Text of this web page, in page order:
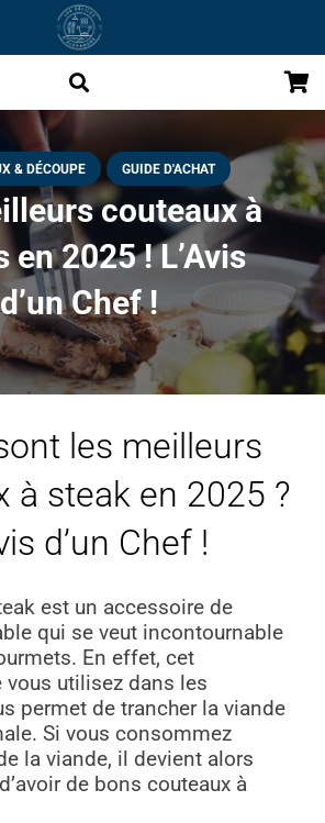
& DÉCOUPE GUIDE D'ACHAT
couteaux à
en 2025 ! L’Avis
d’un Chef !
les meilleurs
à steak en 2025 ?
d’un Chef !
est un accessoire de
qui se veut incontournable
En effet, cet
vous utilisez dans les
permet de trancher la viande
Si vous consommez
la viande, il devient alors
de bons couteaux à